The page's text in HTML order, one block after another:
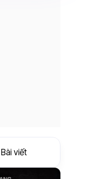
Bài viết